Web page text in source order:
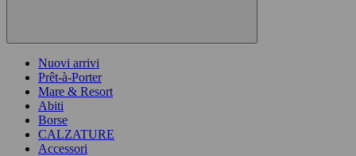
Nuovi arrivi
Prêt-à-Porter
Mare & Resort
Abiti
Borse
CALZATURE
Accessori